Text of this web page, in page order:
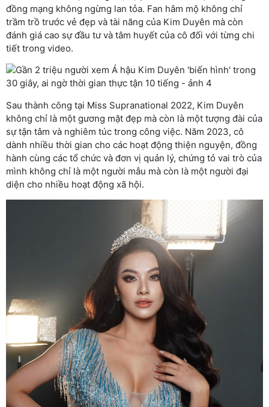
đồng mạng không ngừng lan tỏa. Fan hâm mộ không chỉ
trầm trồ trước vẻ đẹp và tài năng của Kim Duyên mà còn
đánh giá cao sự đầu tư và tâm huyết của cô đối với từng chi
tiết trong video.
Sau thành công tại Miss Supranational 2022, Kim Duyên
không chỉ là một gương mặt đẹp mà còn là một tượng đài của
sự tận tâm và nghiêm túc trong công việc. Năm 2023, cô
dành nhiều thời gian cho các hoạt động thiện nguyện, đồng
hành cùng các tổ chức và đơn vị quản lý, chứng tỏ vai trò của
mình không chỉ là một người mẫu mà còn là một người đại
diện cho nhiều hoạt động xã hội.